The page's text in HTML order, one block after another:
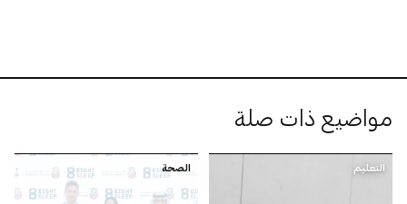
مواضيع ذات صلة
التعليم الصحة